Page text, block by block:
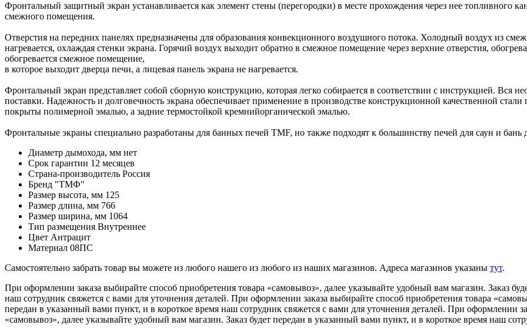
Фронтальный защитный экран устанавливается как элемент стены (перегородки) в месте прохождения через нее топливного
смежного помещения.
Отверстия на передних панелях предназначены для образования конвекционного воздушного потока. Холодный воздух из
нагревается, охлаждая стенки экрана. Горячий воздух выходит обратно в смежное помещение через верхние отверстия,
обогревается смежное помещение,
в которое выходит дверца печи, а лицевая панель экрана не нагревается.
Фронтальный экран представляет собой сборную конструкцию, которая легко собирается в соответствии с инструкцией. Вся
поставки. Надежность и долговечность экрана обеспечивает применение в производстве конструкционной качественной
покрыты полимерной эмалью, а задние термостойкой кремнийорганической эмалью.
Фронтальные экраны специально разработаны для банных печей TMF, но также подходят к большинству печей для саун и бань
Диаметр дымохода, мм нет
Срок гарантии 12 месяцев
Страна-производитель Россия
Бренд "ТМФ"
Размер высота, мм 125
Размер длина, мм 766
Размер ширина, мм 1064
Тип размещения Внутреннее
Цвет Антрацит
Материал 08ПС
Самостоятельно забрать товар вы можете из любого нашего из любого из наших магазинов. Адреса магазинов указаны тут.
При оформлении заказа выбирайте способ приобретения товара «самовывоз», далее указывайте удобный вам магазин. Заказ
наш сотрудник свяжется с вами для уточнения деталей. При оформлении заказа выбирайте способ приобретения товара
передан в указанный вами пункт, и в короткое время наш сотрудник свяжется с вами для уточнения деталей. При оформлении
«самовывоз», далее указывайте удобный вам магазин. Заказ будет передан в указанный вами пункт, и в короткое время наш